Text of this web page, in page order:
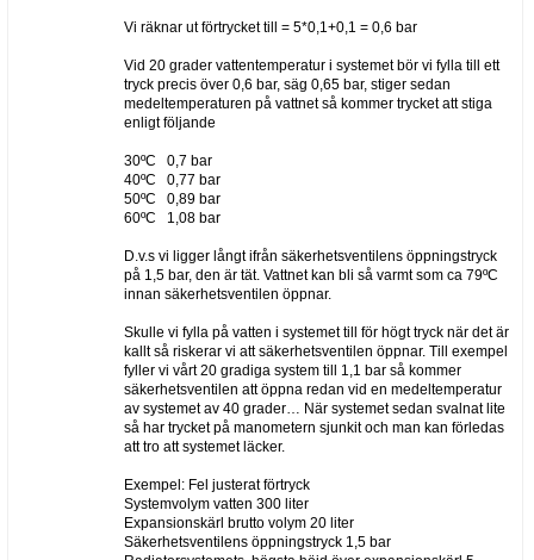
Vi räknar ut förtrycket till = 5*0,1+0,1 = 0,6 bar
Vid 20 grader vattentemperatur i systemet bör vi fylla till ett
tryck precis över 0,6 bar, säg 0,65 bar, stiger sedan
medeltemperaturen på vattnet så kommer trycket att stiga
enligt följande
30ºC 0,7 bar
40ºC 0,77 bar
50ºC 0,89 bar
60ºC 1,08 bar
D.v.s vi ligger långt ifrån säkerhetsventilens öppningstryck
på 1,5 bar, den är tät. Vattnet kan bli så varmt som ca 79ºC
innan säkerhetsventilen öppnar.
Skulle vi fylla på vatten i systemet till för högt tryck när det är
kallt så riskerar vi att säkerhetsventilen öppnar. Till exempel
fyller vi vårt 20 gradiga system till 1,1 bar så kommer
säkerhetsventilen att öppna redan vid en medeltemperatur
av systemet av 40 grader… När systemet sedan svalnat lite
så har trycket på manometern sjunkit och man kan förledas
att tro att systemet läcker.
Exempel: Fel justerat förtryck
Systemvolym vatten 300 liter
Expansionskärl brutto volym 20 liter
Säkerhetsventilens öppningstryck 1,5 bar